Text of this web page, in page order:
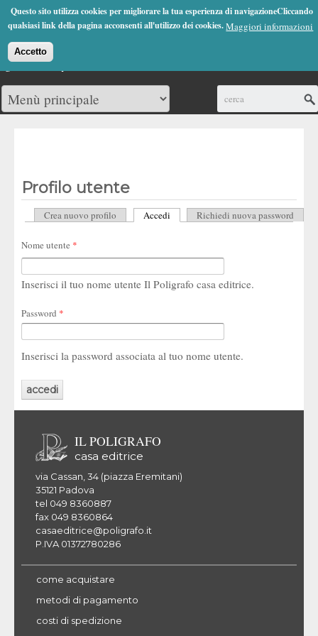
Questo sito utilizza cookies per migliorare la tua esperienza di navigazioneCliccando
qualsiasi link della pagina acconsenti all'utilizzo dei cookies.Maggiori informazioni
Accetto
Jump to Navigation
(0)
Profilo utente
Schede primarie
Crea nuovo profilo Accedi (scheda attiva)
Richiedi nuova password
Nome utente *
Inserisci il tuo nome utente Il Poligrafo casa editrice.
Password *
Inserisci la password associata al tuo nome utente.
IL POLIGRAFO
casa editrice
via Cassan, 34 (piazza Eremitani)
35121 Padova
tel 049 8360887
fax 049 8360864
casaeditrice@poligrafo.it
P.IVA 01372780286
come acquistare
metodi di pagamento
costi di spedizione